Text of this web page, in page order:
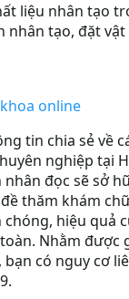
liệu nhân tạo
nhân tạo, đặt
online
tin chia sẻ về
nghiệp tại
nhân đọc sẽ sở
thăm khám
hiệu quả
Nhằm được
có nguy cơ